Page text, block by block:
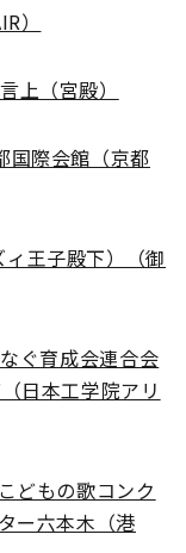
）
上（宮殿）
国際会館（京都
王子殿下）（御
ぐ育成会連合会
日本工学院アリ
どもの歌コンク
ー六本木（港